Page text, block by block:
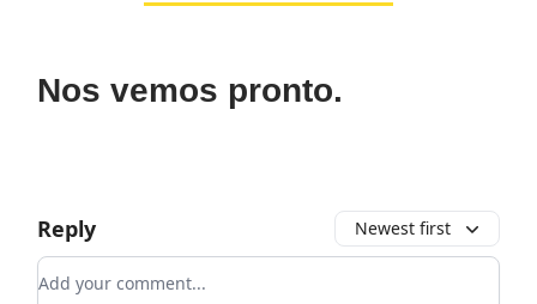
Nos vemos pronto.
Reply Newest first
Add your comment